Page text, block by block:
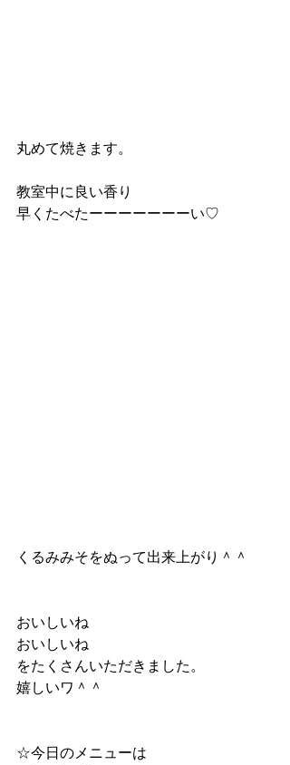
丸めて焼きます。
教室中に良い香り
早くたべたーーーーーーーい♡
くるみみそをぬって出来上がり＾＾
おいしいね
おいしいね
をたくさんいただきました。
嬉しいワ＾＾
☆今日のメニューは